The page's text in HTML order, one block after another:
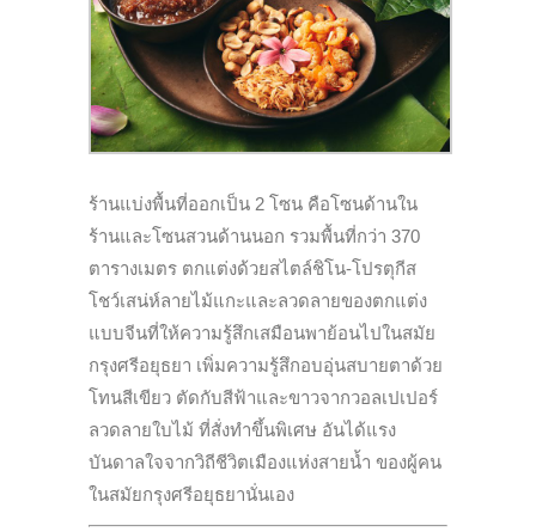
ร้านแบ่งพื้นที่ออกเป็น 2 โซน คือโซนด้านใน
ร้านและโซนสวนด้านนอก รวมพื้นที่กว่า 370
ตารางเมตร ตกแต่งด้วยสไตล์ชิโน-โปรตุกีส
โชว์เสน่ห์ลายไม้แกะและลวดลายของตกแต่ง
แบบจีนที่ให้ความรู้สึกเสมือนพาย้อนไปในสมัย
กรุงศรีอยุธยา เพิ่มความรู้สึกอบอุ่นสบายตาด้วย
โทนสีเขียว ตัดกับสีฟ้าและขาวจากวอลเปเปอร์
ลวดลายใบไม้ ที่สั่งทำขึ้นพิเศษ อันได้แรง
บันดาลใจจากวิถีชีวิตเมืองแห่งสายน้ำ ของผู้คน
ในสมัยกรุงศรีอยุธยานั่นเอง